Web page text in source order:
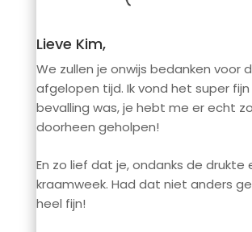
Lieve Kim,
We zullen je onwijs bedanken voor
afgelopen tijd. Ik vond het super
bevalling was, je hebt me er echt
doorheen geholpen!
En zo lief dat je, ondanks de drukte
kraamweek. Had dat niet anders
heel fijn!